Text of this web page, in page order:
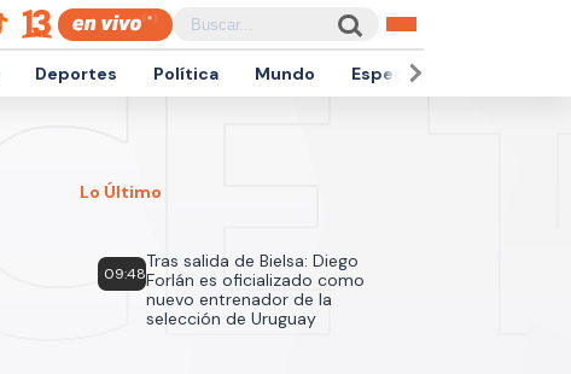
Deportes Política Mundo Espectáculos
Lo Último
09:48
Tras salida de Bielsa: Diego
Forlán es oficializado como
nuevo entrenador de la
selección de Uruguay